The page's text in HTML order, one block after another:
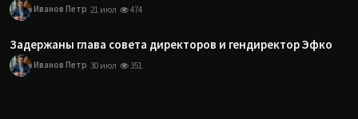
Иванов Петр 21 июл 474
Задержаны глава совета директоров и гендиректор Эфко
Иванов Петр 30 июл 351